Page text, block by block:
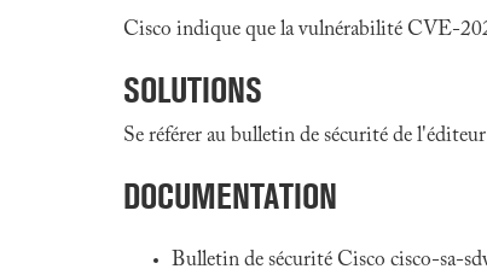
Cisco indique que la vulnérabilité CVE-
SOLUTIONS
Se référer au bulletin de sécurité de
DOCUMENTATION
Bulletin de sécurité Cisco cisco-sa-